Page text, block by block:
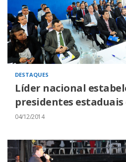
DESTAQUES
Líder nacional
presidentes estaduais
04/12/2014